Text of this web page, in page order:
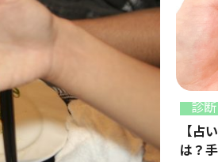
診断
【占
は？